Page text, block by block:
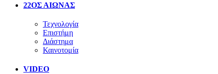
22ΟΣ ΑΙΩΝΑΣ
Τεχνολογία
Επιστήμη
Διάστημα
Καινοτομία
VIDEO